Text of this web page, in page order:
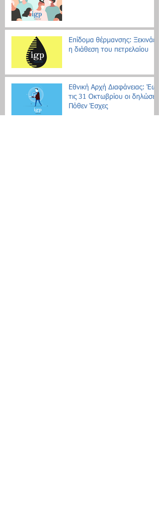
Επίδομα θέρμανσης: Ξεκινάει
η διάθεση του πετρελαίου
Εθνική Αρχή Διαφάνειας: Έως
τις 31 Οκτωβρίου οι δηλώσεις
Πόθεν Έσχες